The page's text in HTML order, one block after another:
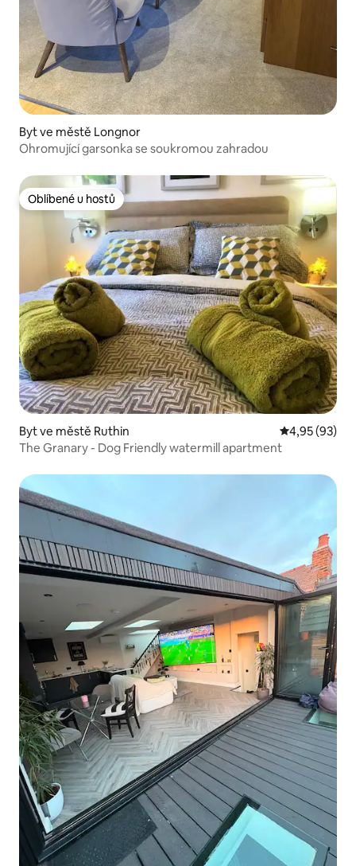
Byt ve městě Longnor
Ohromující garsonka se soukromou zahradou
Oblíbené u hostů
Oblíbené u hostů
Byt ve městě Ruthin Průměrné
4,95 (93)
The Granary - Dog Friendly watermill apartment